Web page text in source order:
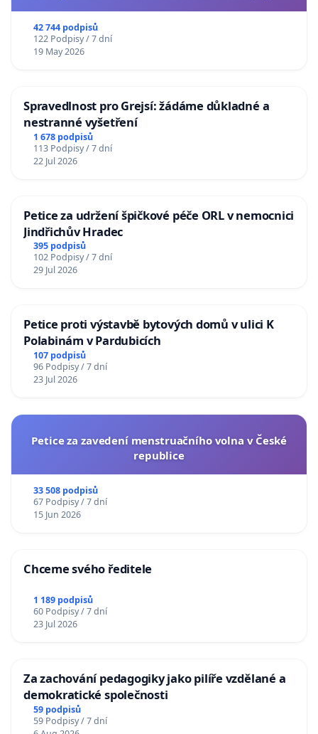
42 744 podpisů
122 Podpisy / 7 dní
19 May 2026
Spravedlnost pro Grejsí: žádáme důkladné a
nestranné vyšetření
1 678 podpisů
113 Podpisy / 7 dní
22 Jul 2026
Petice za udržení špičkové péče ORL v nemocnici
Jindřichův Hradec
395 podpisů
102 Podpisy / 7 dní
29 Jul 2026
Petice proti výstavbě bytových domů v ulici K
Polabinám v Pardubicích
107 podpisů
96 Podpisy / 7 dní
23 Jul 2026
Petice za zavedení menstruačního volna v České
republice
33 508 podpisů
67 Podpisy / 7 dní
15 Jun 2026
Chceme svého ředitele
1 189 podpisů
60 Podpisy / 7 dní
23 Jul 2026
Za zachování pedagogiky jako pilíře vzdělané a
demokratické společnosti
59 podpisů
59 Podpisy / 7 dní